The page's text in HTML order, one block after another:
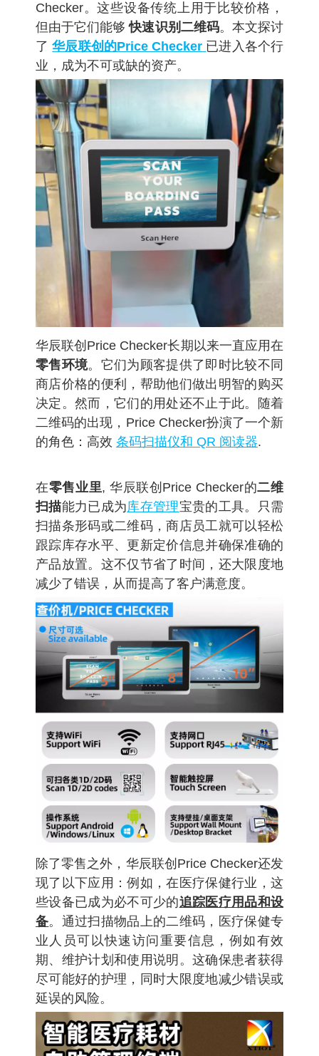
Checker。这些设备传统上用于比较价格，
但由于它们能够快速识别二维码。本文探讨
了华辰联创的Price Checker 已进入各个行
业，成为不可或缺的资产。
华辰联创 Price Checker长期以来一直应用在
零售环境。它们为顾客提供了即时比较不同
商店价格的便利，帮助他们做出明智的购买
决定。然而，它们的用处还不止于此。随着
二维码的出现， Price Checker扮演了一个新
的角色：高效 条码扫描仪和 QR 阅读器.
在零售业里, 华辰联创 Price Checker的二维
扫描能力已成为库存管理宝贵的工具。只需
扫描条形码或二维码，商店员工就可以轻松
跟踪库存水平、更新定价信息并确保准确的
产品放置。这不仅节省了时间，还大限度地
减少了错误，从而提高了客户满意度。
除了零售之外，华辰联创 Price Checker还发
现了以下应用：例如，在医疗保健行业，这
些设备已成为必不可少的追踪医疗用品和设
备。通过扫描物品上的二维码，医疗保健专
业人员可以快速访问重要信息，例如有效
期、维护计划和使用说明。这确保患者获得
尽可能好的护理，同时大限度地减少错误或
延误的风险。